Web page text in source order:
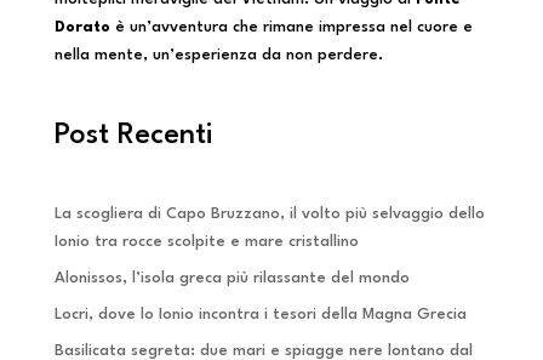
Dorato è un’avventura che rimane impressa nel cuore e
nella mente, un’esperienza da non perdere.
Post Recenti
La scogliera di Capo Bruzzano, il volto più selvaggio dello
Ionio tra rocce scolpite e mare cristallino
Alonissos, l’isola greca più rilassante del mondo
Locri, dove lo Ionio incontra i tesori della Magna Grecia
Basilicata segreta: due mari e spiagge nere lontano dal